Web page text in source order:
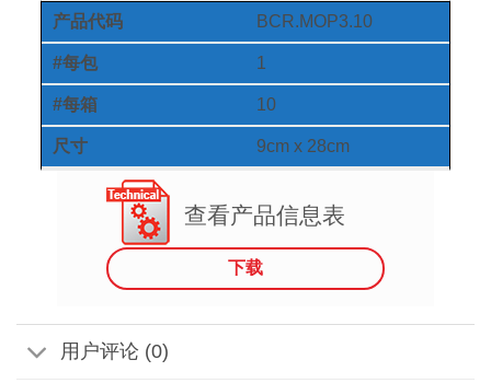
产品代码 BCR.MOP3.10
#每包 1
#每箱 10
尺寸 9cm x 28cm
查看产品信息表
下载
用户评论 (0)